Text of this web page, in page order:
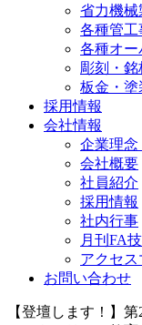
省力機械
各種管工
各種オー
彫刻・
板金・塗
採用情報
会社情報
企業理念
会社概要
社員紹介
採用情報
社内行事
月刊FA
アクセ
お問い合わせ
【登壇します！】